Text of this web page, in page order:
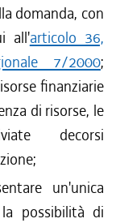
domanda, con
all'articolo 36,
7/2000;
finanziarie
di risorse, le
decorsi
un'unica
possibilità di